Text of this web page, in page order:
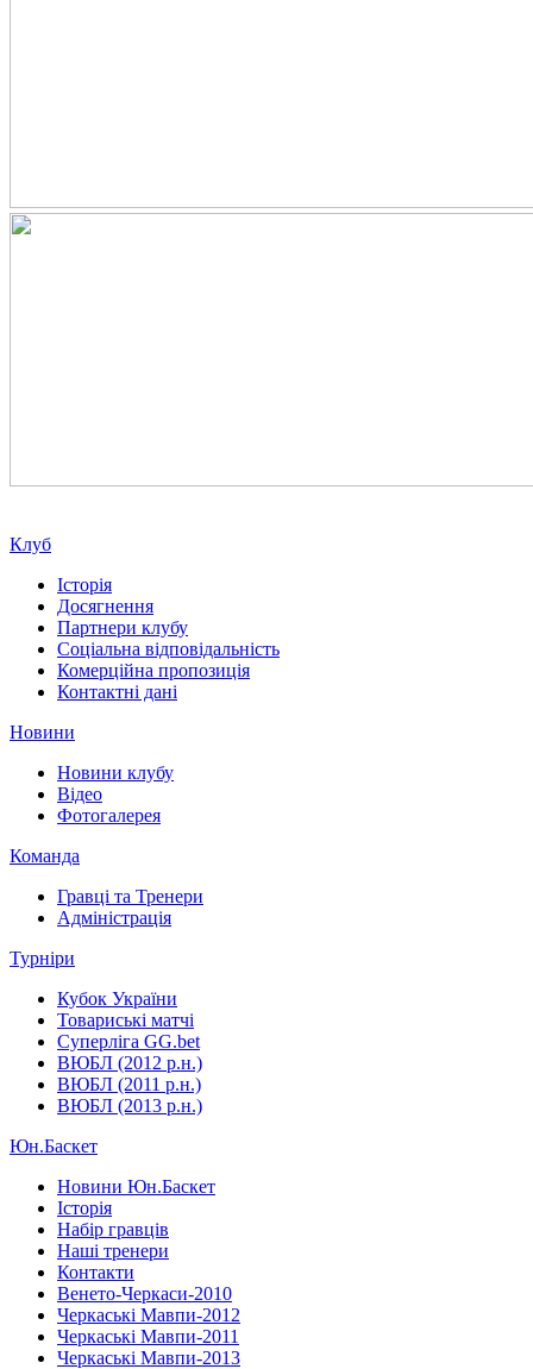
Клуб
Історія
Досягнення
Партнери клубу
Соціальна відповідальність
Комерційна пропозиція
Контактні дані
Новини
Новини клубу
Відео
Фотогалерея
Команда
Гравці та Тренери
Адміністрація
Турніри
Кубок України
Товариські матчі
Суперліга GG.bet
ВЮБЛ (2012 р.н.)
ВЮБЛ (2011 р.н.)
ВЮБЛ (2013 р.н.)
Юн.Баскет
Новини Юн.Баскет
Історія
Набір гравців
Наші тренери
Контакти
Венето-Черкаси-2010
Черкаські Мавпи-2012
Черкаські Мавпи-2011
Черкаські Мавпи-2013